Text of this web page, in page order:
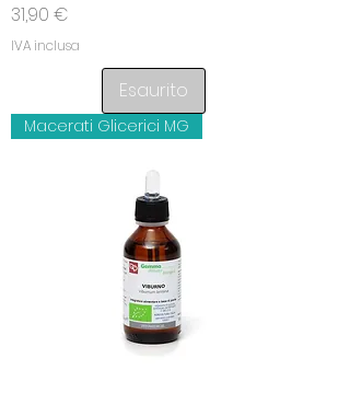
Prezzo
31,90 €
IVA inclusa
Esaurito
Macerati Glicerici MG